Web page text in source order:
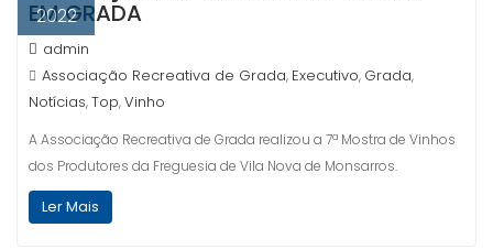
2022
EM GRADA
admin
Associação Recreativa de Grada, Executivo, Grada,
Notícias,Top,Vinho
A Associação Recreativa de Grada realizou a 7ª Mostra de Vinhos
dos Produtores da Freguesia de Vila Nova de Monsarros.
Ler Mais